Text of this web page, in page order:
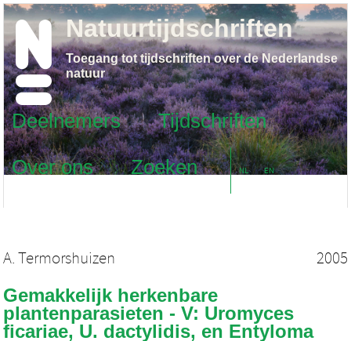
Deelnemers
Tijdschriften
Over ons
Zoeken NL EN
Natuurtijdschriften
Toegang tot tijdschriften over de Nederlandse
natuur
A. Termorshuizen 2005
Gemakkelijk herkenbare
plantenparasieten - V: Uromyces
ficariae, U. dactylidis, en Entyloma